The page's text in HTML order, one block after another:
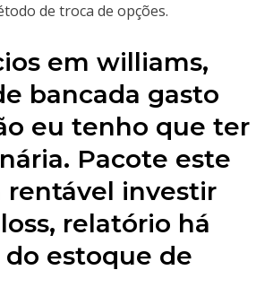
de troca de opções.
em williams,
bancada gasto
eu tenho que ter
Pacote este
investir
relatório há
estoque de